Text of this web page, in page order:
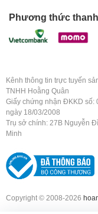
Phương thức
Kênh thông tin trực tuyến
TNHH Hoằng Quân
Giấy chứng nhận ĐKKD số:
ngày 18/03/2008
Trụ sở chính: 27B Nguyễn
Minh
Copyright © 2008-2026